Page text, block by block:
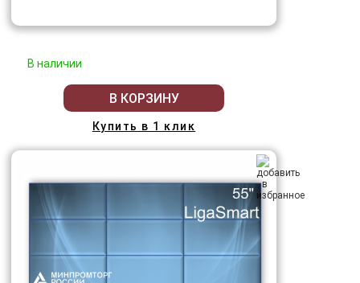
В наличии
В КОРЗИНУ
Купить в 1 клик